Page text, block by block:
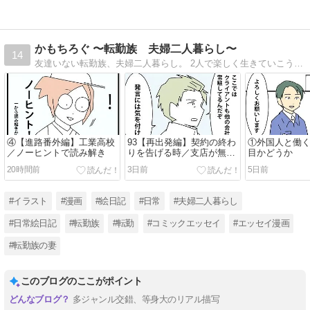
14
かもちろぐ 〜転勤族 夫婦二人暮らし〜
友達いない転勤族、夫婦二人暮らし。 2人で楽しく生きていこうと決めました。 日常の事など。
④【進路番外編】工業高校
／ノーヒントで読み解き
20時間前
93【再出発編】契約の終わ
りを告げる時／支店が無く
なる時９
3日前
①外国人と働
目かどうか
5日前
#イラスト #漫画 #絵日記 #日常 #夫婦二人暮らし
#日常絵日記 #転勤族 #転勤 #コミックエッセイ #エッセイ漫画
#転勤族の妻
このブログのここがポイント
多ジャンル交錯、等身大のリアル描写